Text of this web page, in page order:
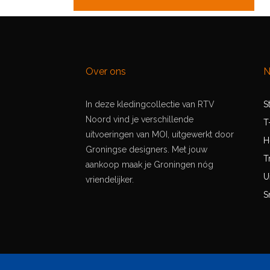
Over ons
In deze kledingcollectie van RTV
Noord vind je verschillende
uitvoeringen van MOI, uitgewerkt door
Groningse designers. Met jouw
aankoop maak je Groningen nóg
vriendelijker.